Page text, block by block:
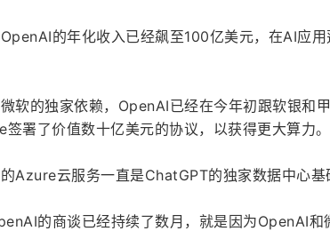
的年化收入已经飙至100亿美元，在AI应
软的独家依赖，OpenAI已经在今年初跟软银和
署了价值数十亿美元的协议，以获得更大算力。
Azure云服务一直是ChatGPT的独家数据中心
的商谈已经持续了数月，就是因为OpenAI